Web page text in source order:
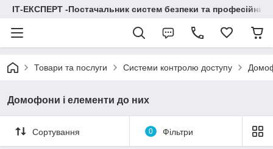
ІТ-ЕКСПЕРТ -Постачальник систем безпеки та професійних
Товари та послуги Системи контролю доступу
Домофони і елементи до них
Сортування 0 Фільтри